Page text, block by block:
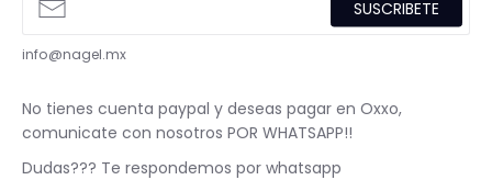
SUSCRIBETE
info@nagel.mx
No tienes cuenta paypal y deseas pagar en Oxxo,
comunicate con nosotros POR WHATSAPP!!
Dudas??? Te respondemos por whatsapp